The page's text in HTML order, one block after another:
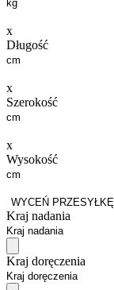
x
Długość
x
Szerokość
x
Wysokość
WYCEŃ PRZESYŁKĘ
Kraj nadania
Kraj doręczenia